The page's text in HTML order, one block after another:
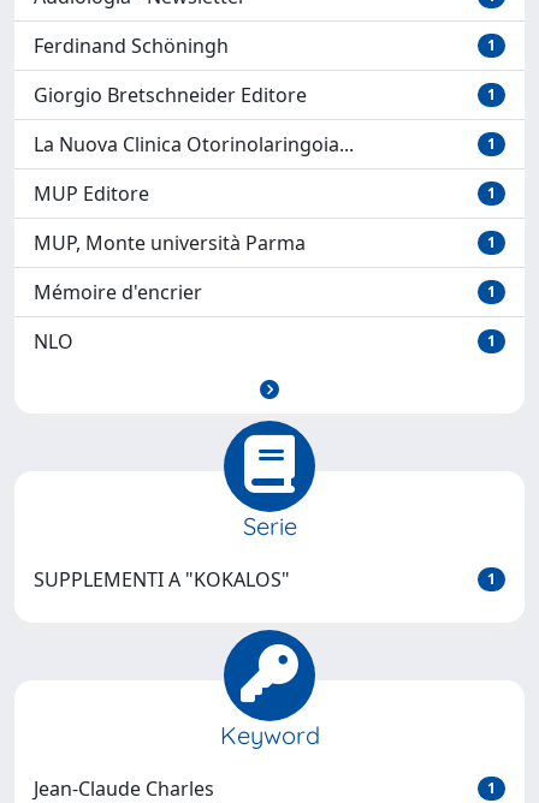
Ferdinand Schöningh 1
Giorgio Bretschneider Editore 1
La Nuova Clinica Otorinolaringoia... 1
MUP Editore 1
MUP, Monte università Parma 1
Mémoire d'encrier 1
NLO 1
Serie
SUPPLEMENTI A "KOKALOS" 1
Keyword
Jean-Claude Charles 1